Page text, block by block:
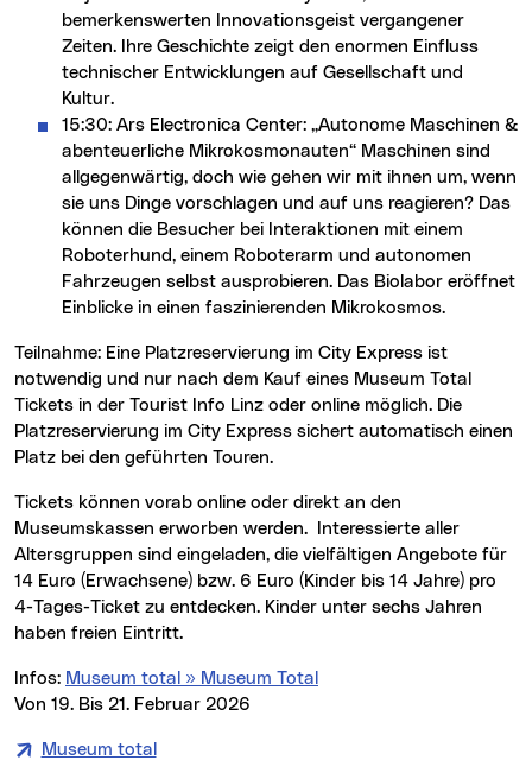
bemerkenswerten Innovationsgeist vergangener
Zeiten. Ihre Geschichte zeigt den enormen Einfluss
technischer Entwicklungen auf Gesellschaft und
Kultur.
15:30: Ars Electronica Center: „Autonome Maschinen &
abenteuerliche Mikrokosmonauten“ Maschinen sind
allgegenwärtig, doch wie gehen wir mit ihnen um, wenn
sie uns Dinge vorschlagen und auf uns reagieren? Das
können die Besucher bei Interaktionen mit einem
Roboterhund, einem Roboterarm und autonomen
Fahrzeugen selbst ausprobieren. Das Biolabor eröffnet
Einblicke in einen faszinierenden Mikrokosmos.
Teilnahme: Eine Platzreservierung im City Express ist
notwendig und nur nach dem Kauf eines Museum Total
Tickets in der Tourist Info Linz oder online möglich. Die
Platzreservierung im City Express sichert automatisch einen
Platz bei den geführten Touren.
Tickets können vorab online oder direkt an den
Museumskassen erworben werden. Interessierte aller
Altersgruppen sind eingeladen, die vielfältigen Angebote für
14 Euro (Erwachsene) bzw. 6 Euro (Kinder bis 14 Jahre) pro
4-Tages-Ticket zu entdecken. Kinder unter sechs Jahren
haben freien Eintritt.
Infos: Museum total » Museum Total
Von 19. Bis 21. Februar 2026
Museum total